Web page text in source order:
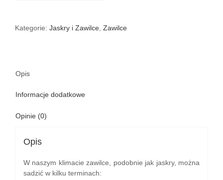
Azzurro
Kategorie: Jaskry i Zawilce Zawilce
Opis
Informacje dodatkowe
Opinie (0)
Opis
W naszym klimacie zawilce, podobnie jak jaskry, można
sadzić w kilku terminach: